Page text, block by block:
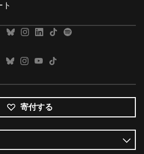
寄付する